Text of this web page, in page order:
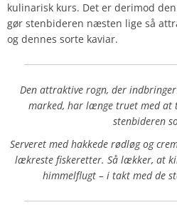
kulinarisk kurs. Det er derimod
gør stenbideren næsten lige så
og dennes sorte kaviar.
Den attraktive rogn, der
marked, har længe truet med
stenbideren
Serveret med hakkede rødløg og
lækreste fiskeretter. Så lækker, at
himmelflugt – i takt med de